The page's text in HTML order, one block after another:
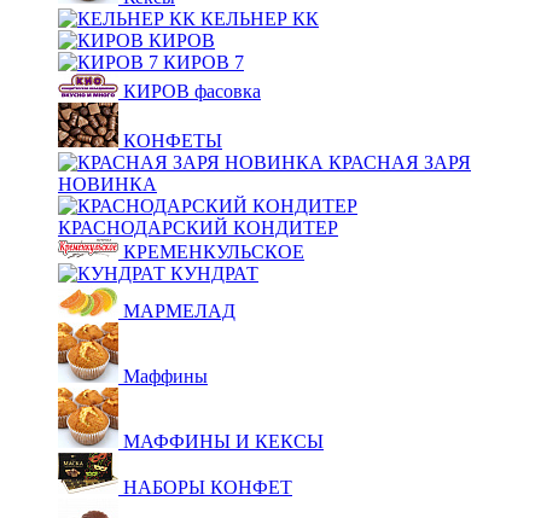
КЕЛЬНЕР КК
КИРОВ
КИРОВ 7
КИРОВ фасовка
КОНФЕТЫ
КРАСНАЯ ЗАРЯ
НОВИНКА
КРАСНОДАРСКИЙ КОНДИТЕР
КРЕМЕНКУЛЬСКОЕ
КУНДРАТ
МАРМЕЛАД
Маффины
МАФФИНЫ И КЕКСЫ
НАБОРЫ КОНФЕТ